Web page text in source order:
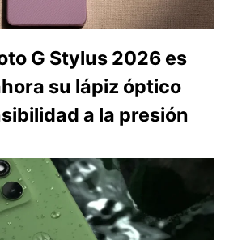
G Stylus 2026 es
su lápiz óptico
a la presión